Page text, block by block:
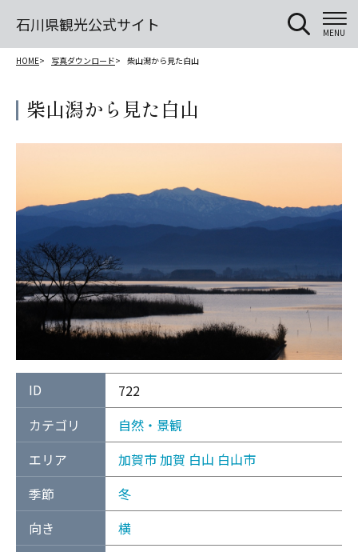
石川県観光公式サイト MENU
HOME 写真ダウンロード 柴山潟から見た白山
柴山潟から見た白山
ID
722
カテゴリ
自然・景観
エリア
加賀市加賀 白山 白山市
季節
冬
向き
横